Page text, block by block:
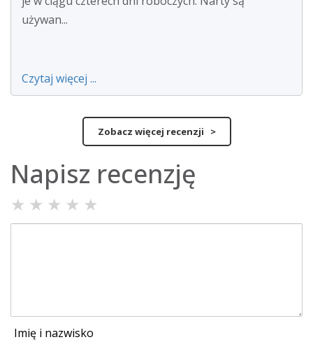
używan...
Czytaj więcej ...
Zobacz więcej recenzji >
Napisz recenzję
★ ★ ★ ★ ★
Imię i nazwisko